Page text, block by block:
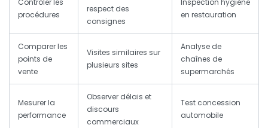
Contrôler les
procédures
respect des
consignes
Inspection hygiène
en restauration
Comparer les
points de
vente
Visites similaires sur
plusieurs sites
Analyse de
chaînes de
supermarchés
Mesurer la
performance
Observer délais et
discours
commerciaux
Test concession
automobile